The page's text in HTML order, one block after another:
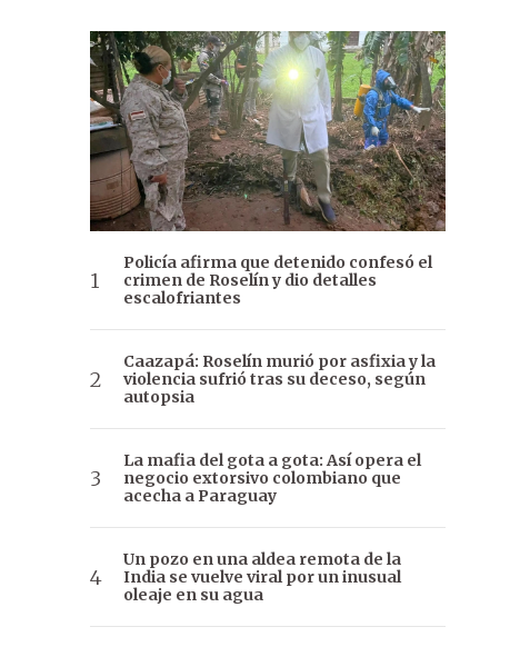
Policía afirma que detenido confesó el
crimen de Roselín y dio detalles
escalofriantes
Caazapá: Roselín murió por asfixia y la
violencia sufrió tras su deceso, según
autopsia
La mafia del gota a gota: Así opera el
negocio extorsivo colombiano que
acecha a Paraguay
Un pozo en una aldea remota de la
India se vuelve viral por un inusual
oleaje en su agua